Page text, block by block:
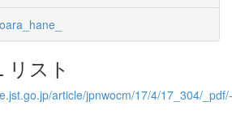
リスト
article/jpnwocm/17/4/17_304/_pdf/-